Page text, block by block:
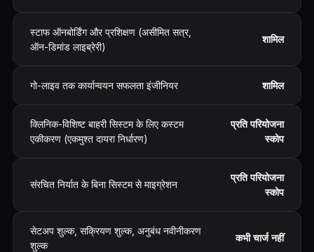
स्टाफ ऑनबोर्डिंग और प्रशिक्षण (असीमित सत्र,
ऑन-डिमांड लाइब्रेरी)
शामिल
गो-लाइव तक कार्यान्वयन सफलता इंजीनियर शामिल
क्लिनिक-विशिष्ट बाहरी सिस्टम के लिए कस्टम
एकीकरण (एकमुश्त दायरा निर्धारण)
प्रति परियोजना
स्कोप
संरचित निर्यात के बिना सिस्टम से माइग्रेशन
प्रति परियोजना
स्कोप
सेटअप शुल्क, सक्रियण शुल्क, अनुबंध नवीनीकरण
शुल्क
कभी चार्ज नहीं